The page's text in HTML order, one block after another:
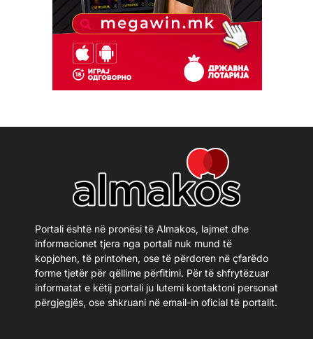
Portali është në pronësi të Almakos, lajmet dhe
informacionet tjera nga portali nuk mund të
kopjohen, të printohen, ose të përdoren në çfarëdo
forme tjetër për qëllime përfitimi. Për të shfrytëzuar
informatat e këtij portali ju lutemi kontaktoni personat
përgjegjës, ose shkruani në email-in oficial të portalit.